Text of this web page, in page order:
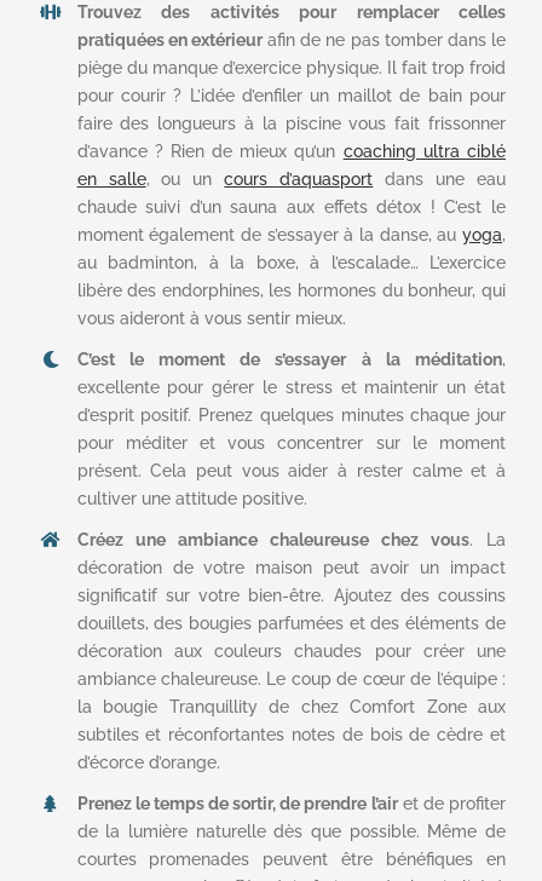
Trouvez des activités pour remplacer celles
pratiquées en extérieurafin de ne pas tomber dans le
piège du manque d’exercice physique. Il fait trop froid
pour courir ? L’idée d’enfiler un maillot de bain pour
faire des longueurs à la piscine vous fait frissonner
d’avance ? Rien de mieux qu’un coaching ultra ciblé
en salle, ou uncours d’aquasport dans une eau
chaude suivi d’un sauna aux effets détox ! C’est le
moment également de s’essayer à la danse, au yoga,
au badminton, à la boxe, à l’escalade… L’exercice
libère des endorphines, les hormones du bonheur, qui
vous aideront à vous sentir mieux.
C’est le moment de s’essayer à la méditation,
excellente pour gérer le stress et maintenir un état
d’esprit positif. Prenez quelques minutes chaque jour
pour méditer et vous concentrer sur le moment
présent. Cela peut vous aider à rester calme et à
cultiver une attitude positive.
Créez une ambiance chaleureuse chez vous. La
décoration de votre maison peut avoir un impact
significatif sur votre bien-être. Ajoutez des coussins
douillets, des bougies parfumées et des éléments de
décoration aux couleurs chaudes pour créer une
ambiance chaleureuse. Le coup de cœur de l’équipe :
la bougie Tranquillity de chez Comfort Zone aux
subtiles et réconfortantes notes de bois de cèdre et
d’écorce d’orange.
Prenez le temps de sortir, de prendre l’airet de profiter
de la lumière naturelle dès que possible. Même de
courtes promenades peuvent être bénéfiques en